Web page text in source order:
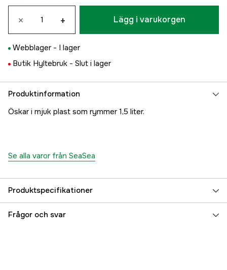
× + Lägg i varukorgen
Webblager - I lager
Butik Hyltebruk - Slut i lager
Produktinformation
Öskar i mjuk plast som rymmer 1,5 liter.
Se alla varor från SeaSea
Produktspecifikationer
Referensnummer 5000002545
Frågor och svar